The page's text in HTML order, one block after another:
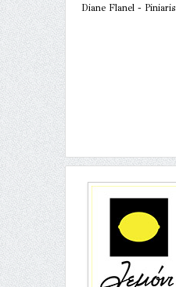
Diane Flanel - Piniaris